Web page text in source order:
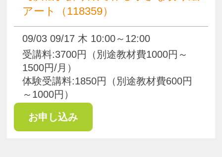
お知らせ
くらしときめきアカデミー入会規約
会社概要
特商法
お問い合わせ
サイトマップ
Copyright(c) ACADEMY SALAENERGY
All Rights Reserved.